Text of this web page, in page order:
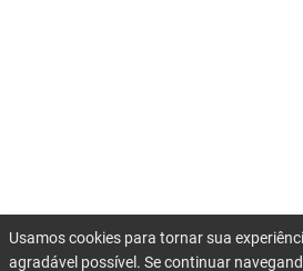
Usamos cookies para tornar sua
agradável possível. Se continuar